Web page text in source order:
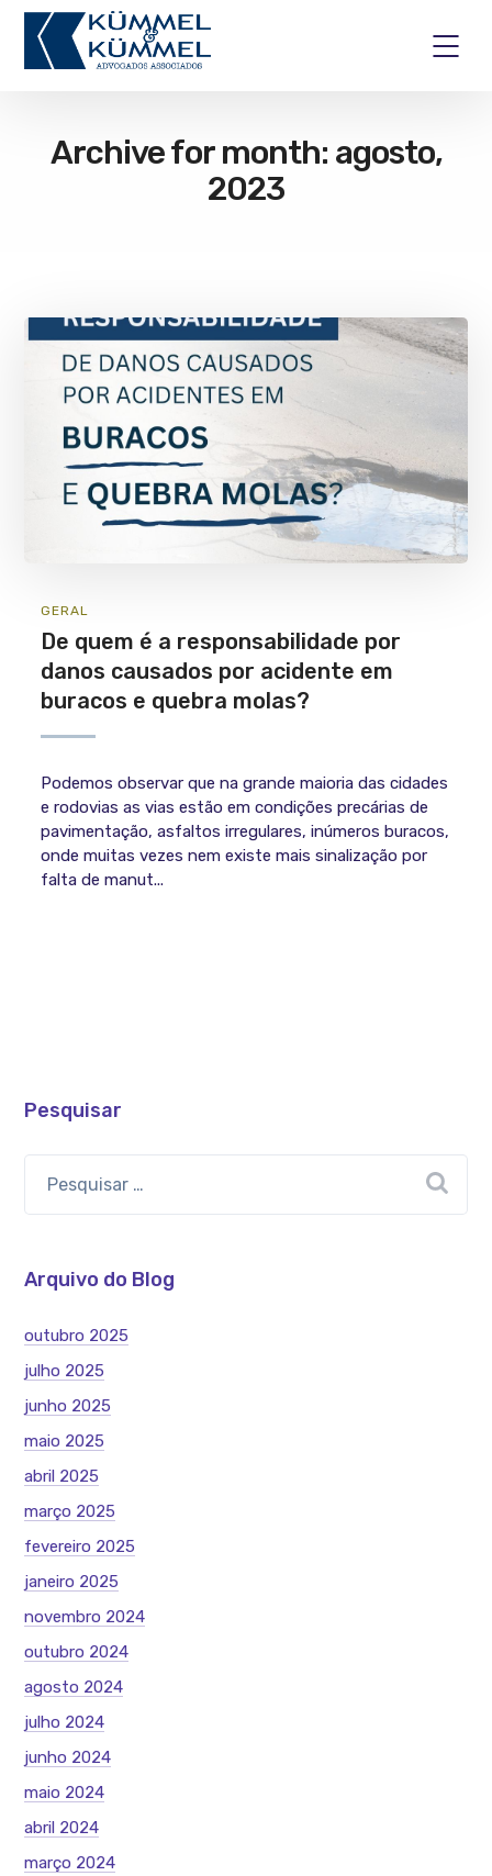
Archive for month: agosto,
2023
GERAL
De quem é a responsabilidade por
danos causados por acidente em
buracos e quebra molas?
Podemos observar que na grande maioria das cidades
e rodovias as vias estão em condições precárias de
pavimentação, asfaltos irregulares, inúmeros buracos,
onde muitas vezes nem existe mais sinalização por
falta de manut...
Pesquisar
Arquivo do Blog
outubro 2025
julho 2025
junho 2025
maio 2025
abril 2025
março 2025
fevereiro 2025
janeiro 2025
novembro 2024
outubro 2024
agosto 2024
julho 2024
junho 2024
maio 2024
abril 2024
março 2024